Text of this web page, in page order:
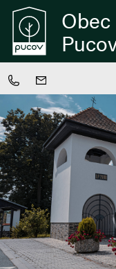
Obec